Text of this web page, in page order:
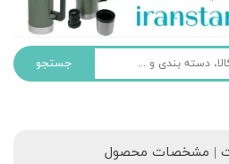
جستجو
| مشخصات محصول